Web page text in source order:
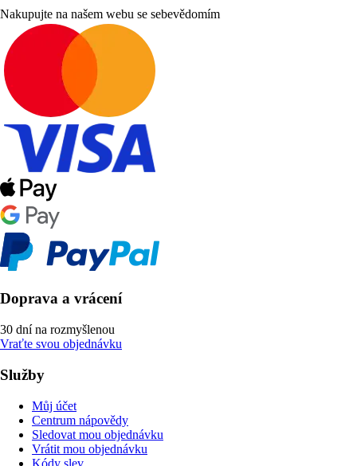
Nakupujte na našem webu se sebevědomím
Doprava a vrácení
30 dní na rozmyšlenou
Vraťte svou objednávku
Služby
Můj účet
Centrum nápovědy
Sledovat mou objednávku
Vrátit mou objednávku
Kódy slev